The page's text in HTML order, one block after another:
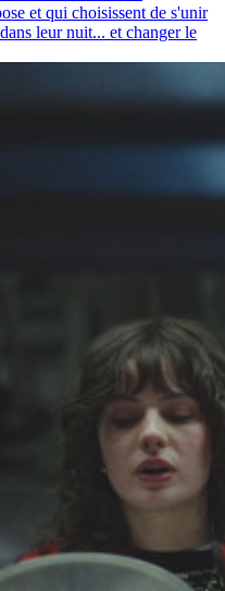
et qui choisissent de s'unir
leur nuit... et changer le